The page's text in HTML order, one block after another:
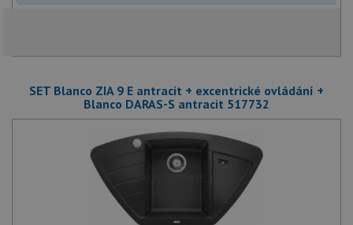
SET Blanco ZIA 9 E antracit + excentrické ovládání +
Blanco DARAS-S antracit 517732